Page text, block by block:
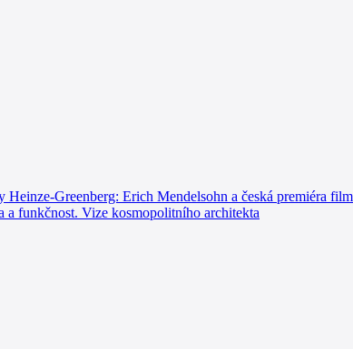
Heinze-Greenberg: Erich Mendelsohn a česká
a funkčnost. Vize kosmopolitního architekta